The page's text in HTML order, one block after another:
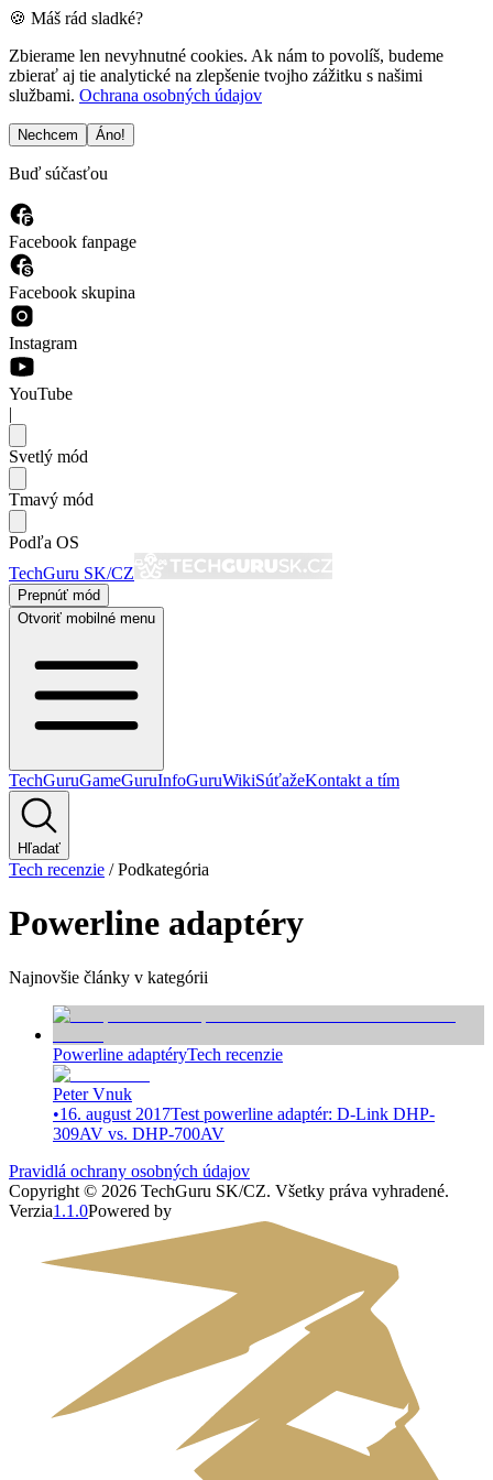
🍪 Máš rád sladké?
Zbierame len nevyhnutné cookies. Ak nám to povolíš, budeme
zbierať aj tie analytické na zlepšenie tvojho zážitku s našimi
službami. Ochrana osobných údajov
Nechcem Áno!
Buď súčasťou
Facebook fanpage
Facebook skupina
Instagram
YouTube
|
Svetlý mód
Tmavý mód
Podľa OS
TechGuru SK/CZ
Prepnúť mód
Otvoriť mobilné menu
TechGuruGameGuruInfoGuruWikiSúťažeKontakt a tím
Hľadať
Tech recenzie / Podkategória
Powerline adaptéry
Najnovšie články v kategórii
Powerline adaptéryTech recenzie
Peter Vnuk
•16. august 2017Test powerline adaptér: D-Link DHP-
309AV vs. DHP-700AV
Pravidlá ochrany osobných údajov
Copyright © 2026 TechGuru SK/CZ. Všetky práva vyhradené.
Verzia1.1.0Powered by